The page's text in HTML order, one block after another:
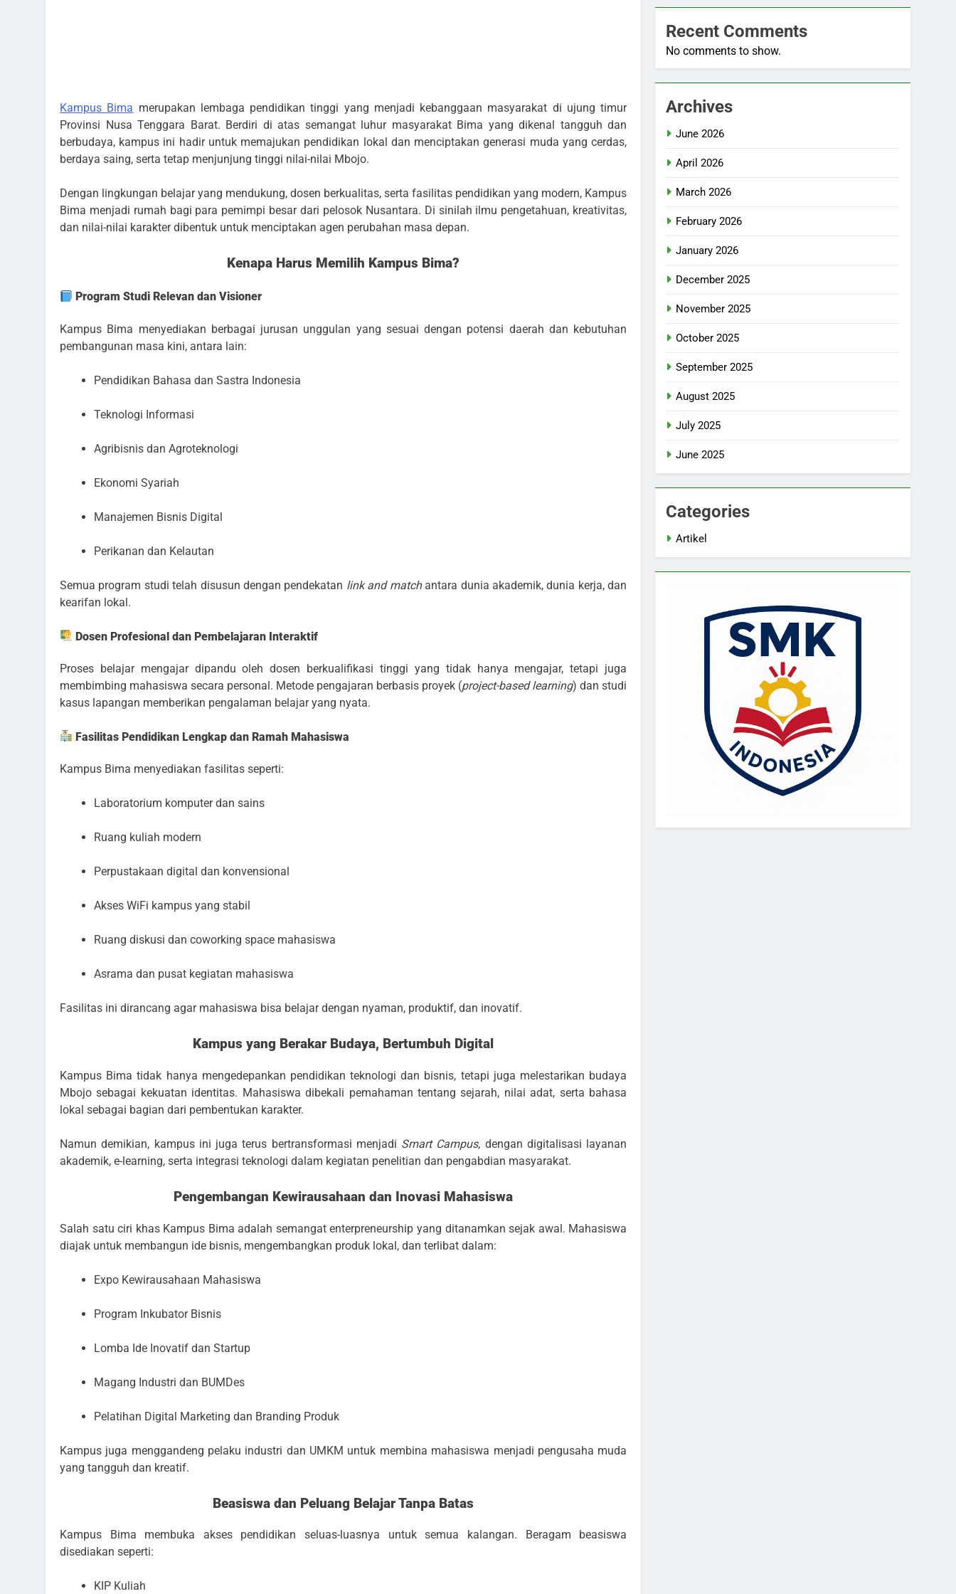
Kampus Bima merupakan lembaga pendidikan tinggi yang menjadi kebanggaan masyarakat di ujung timur
Provinsi Nusa Tenggara Barat. Berdiri di atas semangat luhur masyarakat Bima yang dikenal tangguh dan
berbudaya, kampus ini hadir untuk memajukan pendidikan lokal dan menciptakan generasi muda yang cerdas,
berdaya saing, serta tetap menjunjung tinggi nilai-nilai Mbojo.
Dengan lingkungan belajar yang mendukung, dosen berkualitas, serta fasilitas pendidikan yang modern, Kampus
Bima menjadi rumah bagi para pemimpi besar dari pelosok Nusantara. Di sinilah ilmu pengetahuan, kreativitas,
dan nilai-nilai karakter dibentuk untuk menciptakan agen perubahan masa depan.
Kenapa Harus Memilih Kampus Bima?
Program Studi Relevan dan Visioner
Kampus Bima menyediakan berbagai jurusan unggulan yang sesuai dengan potensi daerah dan kebutuhan
pembangunan masa kini, antara lain:
Pendidikan Bahasa dan Sastra Indonesia
Teknologi Informasi
Agribisnis dan Agroteknologi
Ekonomi Syariah
Manajemen Bisnis Digital
Perikanan dan Kelautan
Semua program studi telah disusun dengan pendekatan link and matchantara dunia akademik, dunia kerja, dan
kearifan lokal.
Dosen Profesional dan Pembelajaran Interaktif
Proses belajar mengajar dipandu oleh dosen berkualifikasi tinggi yang tidak hanya mengajar, tetapi juga
membimbing mahasiswa secara personal. Metode pengajaran berbasis proyek (project-based learning) dan studi
kasus lapangan memberikan pengalaman belajar yang nyata.
Fasilitas Pendidikan Lengkap dan Ramah Mahasiswa
Kampus Bima menyediakan fasilitas seperti:
Laboratorium komputer dan sains
Ruang kuliah modern
Perpustakaan digital dan konvensional
Akses WiFi kampus yang stabil
Ruang diskusi dan coworking space mahasiswa
Asrama dan pusat kegiatan mahasiswa
Fasilitas ini dirancang agar mahasiswa bisa belajar dengan nyaman, produktif, dan inovatif.
Kampus yang Berakar Budaya, Bertumbuh Digital
Kampus Bima tidak hanya mengedepankan pendidikan teknologi dan bisnis, tetapi juga melestarikan budaya
Mbojo sebagai kekuatan identitas. Mahasiswa dibekali pemahaman tentang sejarah, nilai adat, serta bahasa
lokal sebagai bagian dari pembentukan karakter.
Namun demikian, kampus ini juga terus bertransformasi menjadi Smart Campus, dengan digitalisasi layanan
akademik, e-learning, serta integrasi teknologi dalam kegiatan penelitian dan pengabdian masyarakat.
Pengembangan Kewirausahaan dan Inovasi Mahasiswa
Salah satu ciri khas Kampus Bima adalah semangat enterpreneurship yang ditanamkan sejak awal. Mahasiswa
diajak untuk membangun ide bisnis, mengembangkan produk lokal, dan terlibat dalam:
Expo Kewirausahaan Mahasiswa
Program Inkubator Bisnis
Lomba Ide Inovatif dan Startup
Magang Industri dan BUMDes
Pelatihan Digital Marketing dan Branding Produk
Kampus juga menggandeng pelaku industri dan UMKM untuk membina mahasiswa menjadi pengusaha muda
yang tangguh dan kreatif.
Beasiswa dan Peluang Belajar Tanpa Batas
Kampus Bima membuka akses pendidikan seluas-luasnya untuk semua kalangan. Beragam beasiswa
disediakan seperti:
KIP Kuliah
Recent Comments
No comments to show.
Archives
June 2026
April 2026
March 2026
February 2026
January 2026
December 2025
November 2025
October 2025
September 2025
August 2025
July 2025
June 2025
Categories
Artikel